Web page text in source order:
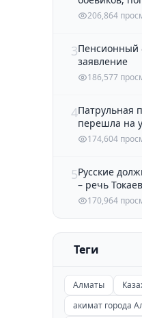
рассказали в
206,864
3Пенсионный
заявление
186,577
4Патрульная
перешла на
174,604
5Русские
– речь
Казнета
170,964
Теги
Алматы
акимат города